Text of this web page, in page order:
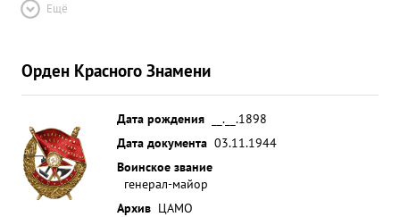
Ещё
Орден Красного Знамени
Дата рождения
__.__.1898
Дата документа 03.11.1944
Воинское звание
генерал-майор
Архив ЦАМО